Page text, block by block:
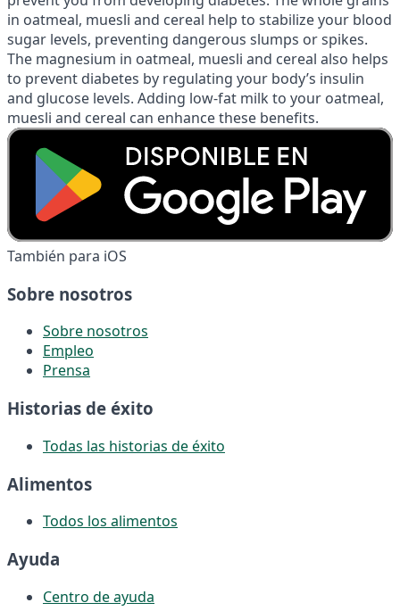
in oatmeal, muesli and cereal help to stabilize your blood
sugar levels, preventing dangerous slumps or spikes.
The magnesium in oatmeal, muesli and cereal also helps
to prevent diabetes by regulating your body’s insulin
and glucose levels. Adding low-fat milk to your oatmeal,
muesli and cereal can enhance these benefits.
También para iOS
Sobre nosotros
Sobre nosotros
Empleo
Prensa
Historias de éxito
Todas las historias de éxito
Alimentos
Todos los alimentos
Ayuda
Centro de ayuda